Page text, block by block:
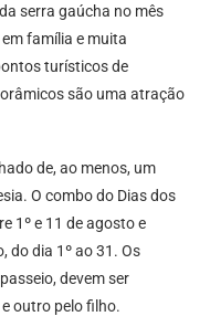
serra gaúcha no mês
família e muita
turísticos de
são uma atração
de, ao menos, um
O combo do Dias dos
1º e 11 de agosto e
do dia 1º ao 31. Os
devem ser
outro pelo filho.